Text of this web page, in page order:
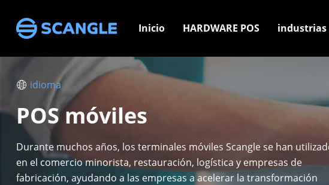
Inicio HARDWARE POS industrias
idioma
POS móviles
Durante muchos años, los terminales móviles Scangle se han
en el comercio minorista, restauración, logística y empresas de
fabricación, ayudando a las empresas a acelerar la transformación